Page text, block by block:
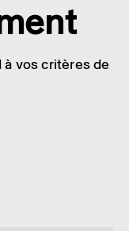
vos critères de